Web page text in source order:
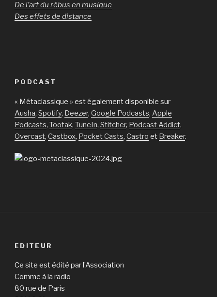
De l’art du rébus en musique
Des effets de distance
PODCAST
« Métaclassique » est également disponible sur
Ausha, Spotify, Deezer, Google Podcasts, Apple
Podcasts, Tootak, TuneIn, Stitcher, Podcast Addict,
Overcast, Castbox, Pocket Casts, Castro et Breaker.
EDITEUR
Ce site est édité par l’Association
Comme à la radio
80 rue de Paris